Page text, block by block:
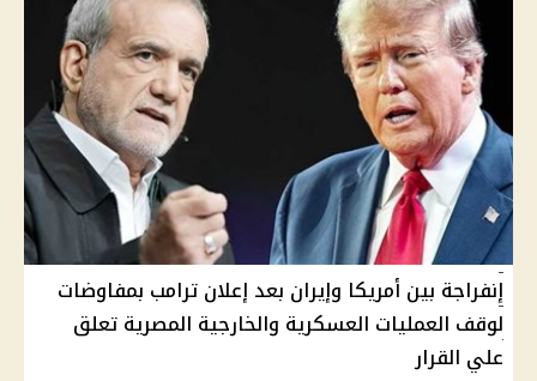
إنفراجة بين أمريكا وإيران بعد إعلان ترامب بمفاوضات
لوقف العمليات العسكرية والخارجية المصرية تعلق
علي القرار